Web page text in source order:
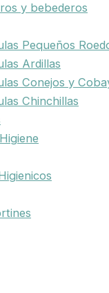
y bebederos
Pequeños
Ardillas
Conejos y
Chinchillas